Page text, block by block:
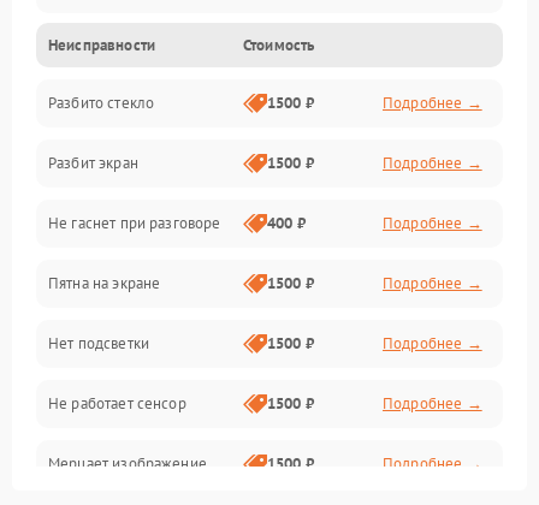
Проблемы связи
Камеры
Проблемы с дисплеем и сенсором
Зарядка
Проблемы с питанием, зарядкой и аккумулятором
Проблемы с работой системы, корпусом и другие
Неисправности Стоимость
Разбито стекло 1500 ₽ Подробнее →
Разбит экран 1500 ₽ Подробнее →
Не гаснет при разговоре 400 ₽ Подробнее →
Пятна на экране 1500 ₽ Подробнее →
Нет подсветки 1500 ₽ Подробнее →
Не работает сенсор 1500 ₽ Подробнее →
Мерцает изображение 1500 ₽ Подробнее →